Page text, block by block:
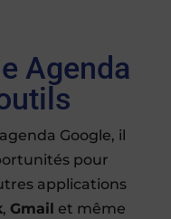
Agenda
Google, il
pour
applications
, Gmail et même